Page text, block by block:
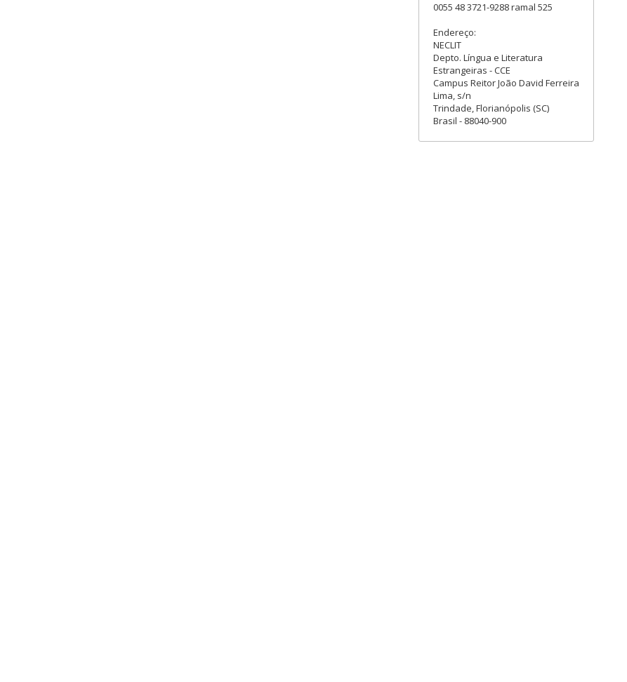
0055 48 3721-9288 ramal 525
Endereço:
NECLIT
Depto. Língua e Literatura
Estrangeiras - CCE
Campus Reitor João David Ferreira
Lima, s/n
Trindade, Florianópolis (SC)
Brasil - 88040-900